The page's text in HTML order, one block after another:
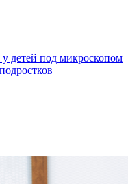
детей под микроскопом